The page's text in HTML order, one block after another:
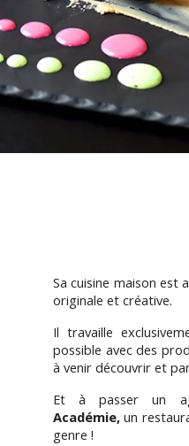
Sa cuisine maison est
originale et créative.
Il travaille
possible avec des
à venir découvrir et
Et à passer un
Académie, un
genre !